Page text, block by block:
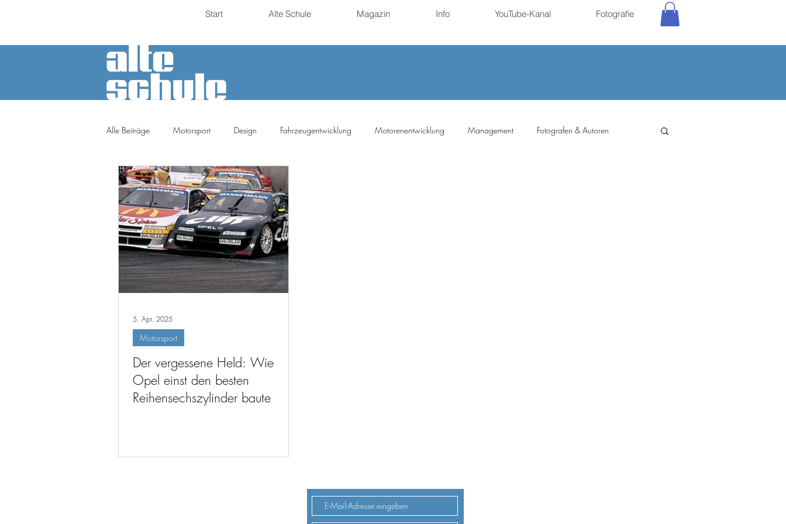
Start Alte Schule Magazin Info YouTube-Kanal Fotografie
Alle Beiträge Motorsport Design Fahrzeugentwicklung Motorenentwicklung Management Fotografen & Autoren
Petrolheads Meinung Tuning
Der vergessene Held: Wie
Opel einst den besten
Reihensechszylinder baute
Motorsport
5. Apr. 2025